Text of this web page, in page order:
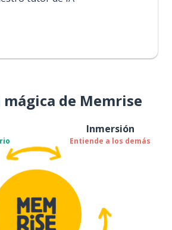
mágica de Memrise
Inmersión
Entiende a los demás